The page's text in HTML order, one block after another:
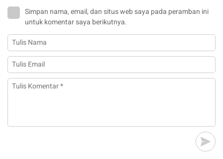
Simpan nama, email, dan situs web saya pada peramban ini
untuk komentar saya berikutnya.